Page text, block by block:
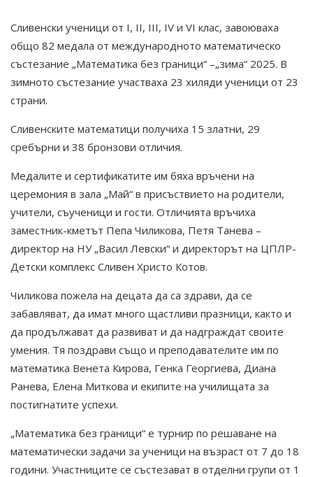
Сливенски ученици от I, II, III, IV и VI клас, завоюваха
общо 82 медала от международното математическо
състезание „Математика без граници“ –„зима“ 2025. В
зимното състезание участваха 23 хиляди ученици от 23
страни.
Сливенските математици получиха 15 златни, 29
сребърни и 38 бронзови отличия.
Медалите и сертификатите им бяха връчени на
церемония в зала „Май“ в присъствието на родители,
учители, съученици и гости. Отличията връчиха
заместник-кметът Пепа Чиликова, Петя Танева –
директор на НУ „Васил Левски“ и директорът на ЦПЛР-
Детски комплекс Сливен Христо Котов.
Чиликова пожела на децата да са здрави, да се
забавляват, да имат много щастливи празници, както и
да продължават да развиват и да надграждат своите
умения. Тя поздрави също и преподавателите им по
математика Венета Кирова, Генка Георгиева, Диана
Ранева, Елена Миткова и екипите на училищата за
постигнатите успехи.
„Математика без граници“ е турнир по решаване на
математически задачи за ученици на възраст от 7 до 18
години. Участниците се състезават в отделни групи от 1